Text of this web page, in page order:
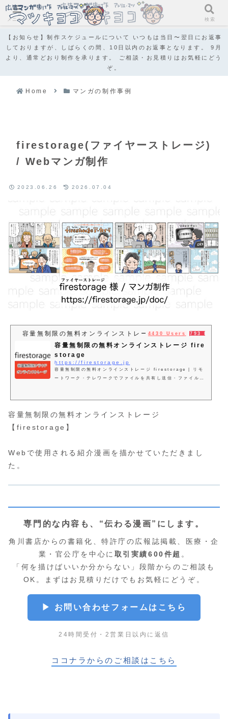
【お知らせ】制作スケジュールについて いつもは当日〜翌日にお返事
しておりますが、しばらくの間、10日以内のお返事となります。 9月
より、通常どおり制作を承ります。 ご相談・お見積りはお気軽にどう
ぞ。
Home マンガの制作事例
firestorage(ファイヤーストレージ)
/ Webマンガ制作
2023.06.26 2026.07.04
容量無制限の無料オンラインストレージ firestorage
4430 Users 793
容量無制限の無料オンラインストレージ fire
storage
https://firestorage.jp
容量無制限の無料オンラインストレージ firestorage | リモ
ートワーク・テレワークでファイルを共有し送信・ファイル保
容量無制限の無料オンラインストレージ
【firestorage】
Webで使用される紹介漫画を描かせていただきまし
た。
専門的な内容も、“伝わる漫画”にします。
角川書店からの書籍化、特許庁の広報誌掲載、医療・企
業・官公庁を中心に 取引実績600件超 。
「何を描けばいいか分からない」段階からのご相談も
OK。まずはお見積りだけでもお気軽にどうぞ。
▶ お問い合わせフォームはこちら
24時間受付・2営業日以内に返信
ココナラからのご相談はこちら
メニュー 検索